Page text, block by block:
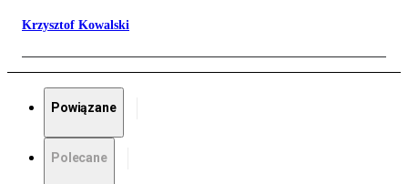
Krzysztof Kowalski
Powiązane
Polecane